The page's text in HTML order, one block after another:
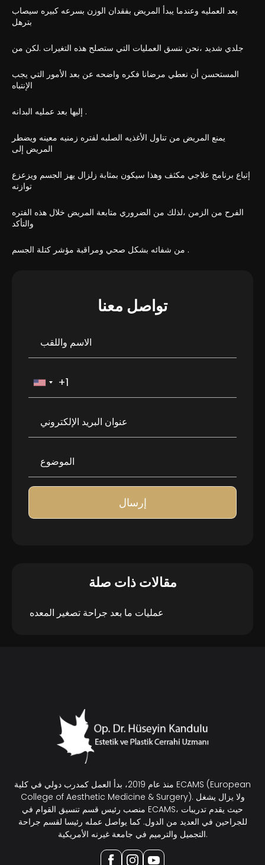
بعد العمليه وعندما يبدأ المريض بفقدان الوزن بسرعه كبيره سيصاب
بترهل
جلدي شديد ،نحن ننسق العمليات التي ستصلح هذه التغيرات .لكن من
المستحسن أن نعطي مرضانا فكره واضحه عن بعد الأمور التي يجب
الإنتباه
إليها بعد عمليه البدانه .
يمنع المريض من تناول الأغذيه الصلبه لفتره زمنيه معينه ويضطر
المريض إلى
إتباع برنامج علاجي مكثف وهذا سيكون بمثابة زلزال يهز الجسم ويزعزع
توازنه
الفرح من الزمن ،لذلك من الضروري متابعة المريض خلال هذه الفتره
والتأكد
من شفائه بشكل صحي ومراقبة مؤشر كتلة الجسم .
تواصل معنا
إرسال
مقالات ذات صلة
عمليات ما بعد جراحة تصغير المعده
منذ عام 2019، بدأ العمل كمدرب دولي في كلية ECAMS (European
College of Aesthetic Medicine & Surgery). ولا يزال يشغل
منصب رئيس قسم تنسيق القوام في ECAMS، حيث يقدم تدريبات
للجراحين في العديد من الدول. كما يواصل عمله رئيسا لقسم جراحة
التجميل والترميم في جامعة غيرنه الأمريكية.